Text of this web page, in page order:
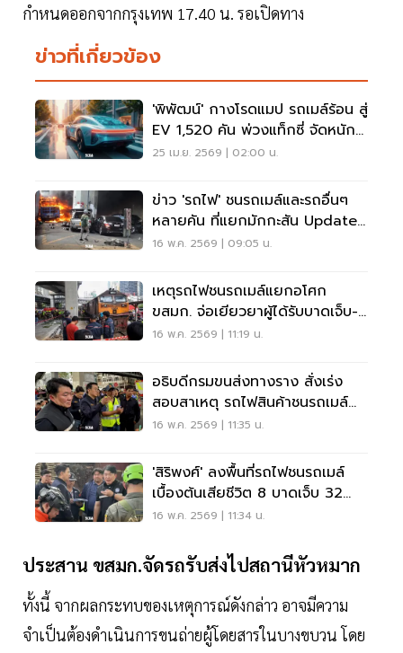
กำหนดออกจากกรุงเทพ 17.40 น. รอเปิดทาง
ข่าวที่เกี่ยวข้อง
'พิพัฒน์' กางโรดแมป รถเมล์ร้อน สู่
EV 1,520 คัน พ่วงแท็กซี่ จัดหนัก
จูงใจทรานส์ฟอร์ม
25 เม.ย. 2569 | 02:00 น.
ข่าว 'รถไฟ' ชนรถเมล์และรถอื่นๆ
หลายคัน ที่แยกมักกะสัน Update
ล่าสุด
16 พ.ค. 2569 | 09:05 น.
เหตุรถไฟชนรถเมล์แยกอโศก
ขสมก. จ่อเยียวยาผู้ได้รับบาดเจ็บ-
เสียชีวิต 1.5 ล้าน
16 พ.ค. 2569 | 11:19 น.
อธิบดีกรมขนส่งทางราง สั่งเร่ง
สอบสาเหตุ รถไฟสินค้าชนรถเมล์
อโศก-ดินแดง
16 พ.ค. 2569 | 11:35 น.
'สิริพงศ์' ลงพื้นที่รถไฟชนรถเมล์
เบื้องต้นเสียชีวิต 8 บาดเจ็บ 32
ราย
16 พ.ค. 2569 | 11:34 น.
ประสาน ขสมก.จัดรถรับส่งไปสถานีหัวหมาก
ทั้งนี้ จากผลกระทบของเหตุการณ์ดังกล่าว อาจมีความ
จำเป็นต้องดำเนินการขนถ่ายผู้โดยสารในบางขบวน โดย